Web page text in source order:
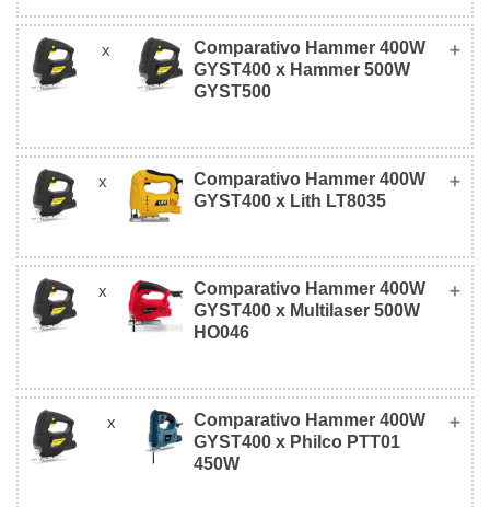
Hammer 400W
GYST400
Mondial FST-03
Valor
R$
129,90
R$
R$
R$
x
Comparativo Hammer 400W
GYST400 x Hammer 500W
GYST500
Hammer 400W
Hammer 500W
R$
129,90
x
Comparativo Hammer 400W
GYST400 x Lith LT8035
Hammer 400W
GYST400
Lith LT8035
x
Comparativo Hammer 400W
GYST400 x Multilaser 500W
HO046
Hammer 400W
GYST400
Multilaser 500W
x
Comparativo Hammer 400W
GYST400 x Philco PTT01
450W